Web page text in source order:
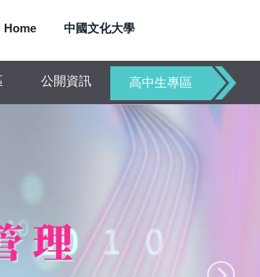
Home 中國文化大學
公開資訊 高中生專區